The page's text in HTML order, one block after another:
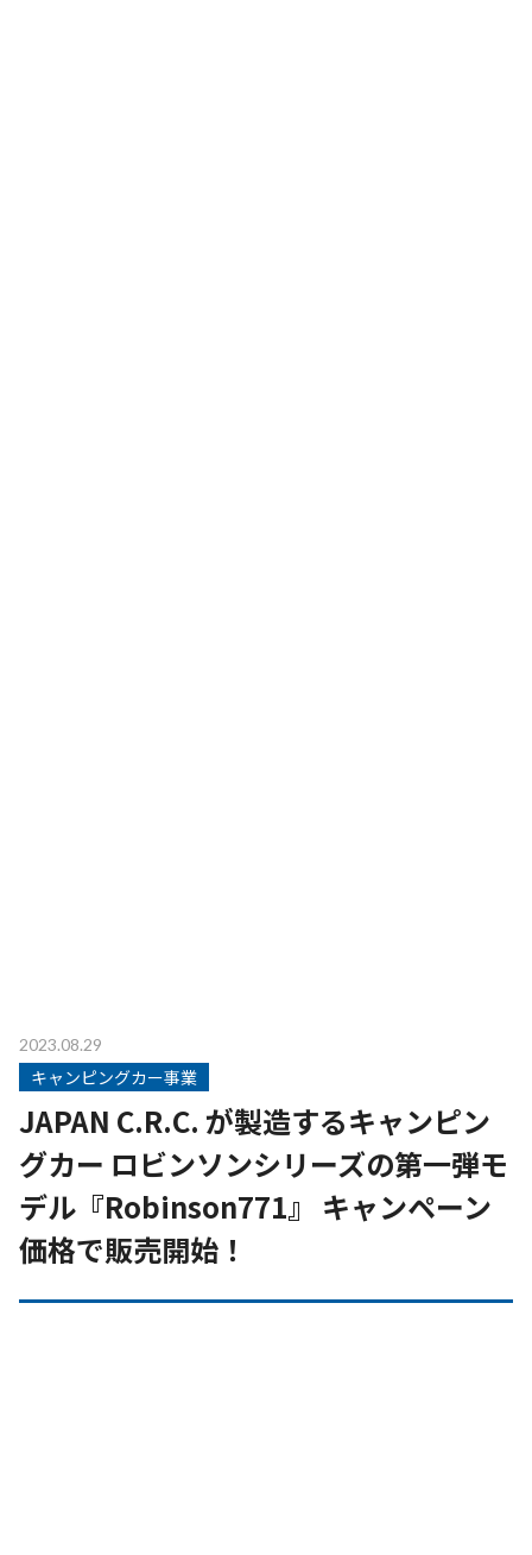
2023.08.29
キャンピングカー事業
JAPAN C.R.C. が製造するキャンピン
グカー ロビンソンシリーズの第一弾モ
デル『Robinson771』 キャンペーン
価格で販売開始！